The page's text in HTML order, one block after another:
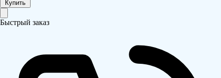
Купить
Быстрый заказ